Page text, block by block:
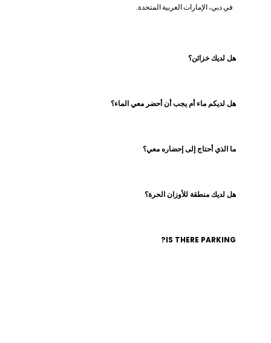
في دبي، الإمارات العربية المتحدة.
هل لديك خزائن؟
هل لديكم ماء أم يجب أن أحضر معي الماء؟
ما الذي أحتاج إلى إحضاره معي؟
هل لديك منطقة للأوزان الحرة؟
IS THERE PARKING?